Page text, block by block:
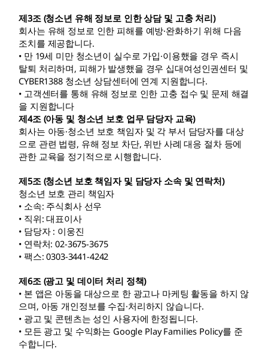
제3조 (청소년 유해 정보로 인한 상담 및 고충 처리)
회사는 유해 정보로 인한 피해를 예방·완화하기 위해 다음
조치를 제공합니다.
• 만 19세 미만 청소년이 실수로 가입·이용했을 경우 즉시
탈퇴 처리하며, 피해가 발생했을 경우 십대여성인권센터 및
CYBER1388 청소년 상담센터에 연계 지원합니다.
• 고객센터를 통해 유해 정보로 인한 고충 접수 및 문제 해결
을 지원합니다
제4조 (아동 및 청소년 보호 업무 담당자 교육)
회사는 아동·청소년 보호 책임자 및 각 부서 담당자를 대상
으로 관련 법령, 유해 정보 차단, 위반 사례 대응 절차 등에
관한 교육을 정기적으로 시행합니다.
제5조 (청소년 보호 책임자 및 담당자 소속 및 연락처)
청소년 보호 관리 책임자
• 소속: 주식회사 선우
• 직위: 대표이사
• 담당자 : 이웅진
• 연락처: 02-3675-3675
• 팩스: 0303-3441-4242
제6조 (광고 및 데이터 처리 정책)
• 본 앱은 아동을 대상으로 한 광고나 마케팅 활동을 하지 않
으며, 아동 개인정보를 수집·처리하지 않습니다.
• 광고 및 콘텐츠는 성인 사용자에 한정됩니다.
• 모든 광고 및 수익화는 Google Play Families Policy를 준
수합니다.